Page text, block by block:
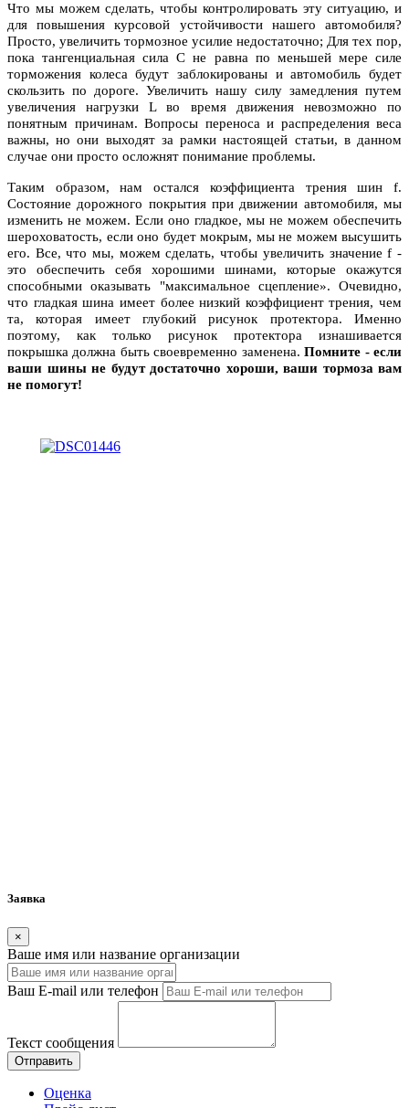
Что мы можем сделать, чтобы контролировать эту ситуацию, и
для повышения курсовой устойчивости нашего автомобиля?
Просто, увеличить тормозное усилие недостаточно; Для тех пор,
пока тангенциальная сила С не равна по меньшей мере силе
торможения колеса будут заблокированы и автомобиль будет
скользить по дороге. Увеличить нашу силу замедления путем
увеличения нагрузки L во время движения невозможно по
понятным причинам. Вопросы переноса и распределения веса
важны, но они выходят за рамки настоящей статьи, в данном
случае они просто осложнят понимание проблемы.
Таким образом, нам остался коэффициента трения шин f.
Состояние дорожного покрытия при движении автомобиля, мы
изменить не можем. Если оно гладкое, мы не можем обеспечить
шероховатость, если оно будет мокрым, мы не можем высушить
его. Все, что мы, можем сделать, чтобы увеличить значение f -
это обеспечить себя хорошими шинами, которые окажутся
способными оказывать "максимальное сцепление». Очевидно,
что гладкая шина имеет более низкий коэффициент трения, чем
та, которая имеет глубокий рисунок протектора. Именно
поэтому, как только рисунок протектора изнашивается
покрышка должна быть своевременно заменена. Помните - если
ваши шины не будут достаточно хороши, ваши тормоза вам
не помогут!
Заявка
×
Ваше имя или название организации
Ваш E-mail или телефон
Текст сообщения
Отправить
Оценка